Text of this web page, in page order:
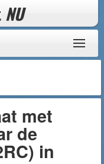
NU
met
de
in